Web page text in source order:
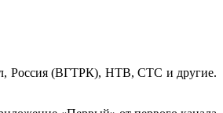
Россия (ВГТРК), НТВ, СТС и другие.